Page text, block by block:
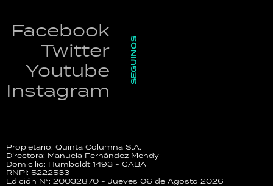
Facebook
Twitter
Youtube
Instagram
SEGUINOS
Propietario: Quinta Columna S.A.
Directora: Manuela Fernández Mendy
Domicilio: Humboldt 1493 - CABA
RNPI: 5222533
Edición N°: 20032870 - Jueves 06 de Agosto 2026